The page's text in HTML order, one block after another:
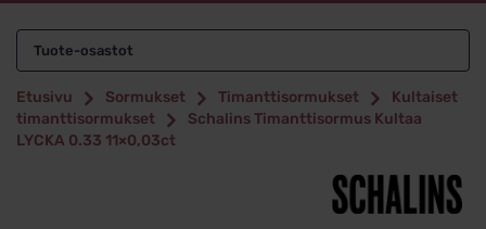
Tuote-osastot
Etusivu Sormukset Timanttisormukset
Kultaiset
timanttisormukset
Schalins Timanttisormus Kultaa
LYCKA 0.33 11×0,03ct